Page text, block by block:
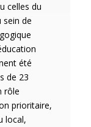
celles du
sein de
été
de 23
rôle
prioritaire,
local,